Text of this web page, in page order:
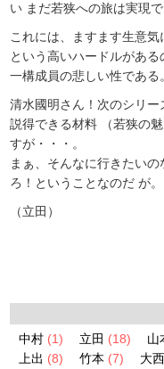
い まだ若狭への旅は実現で
これには、ますます生意気
という高いハードルがあ
一構成員の悲しい性である
清水國明さん！次のシリ
説得できる材料 （若狭の
すが・・・。
まぁ、そんなに行きたい
ろ！ということなのだ が。
（立田）
中村 (1) 立田 (18) 山
上出 (8) 竹本 (7) 大西